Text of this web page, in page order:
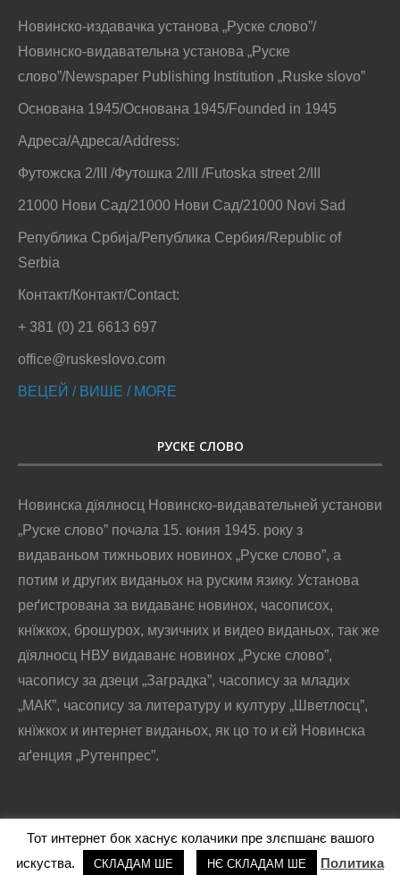
Новинско-издавачка установа „Руске слово”/
Новинско-видавательна установа „Руске
слово”/Newspaper Publishing Institution „Ruske slovo”
Основана 1945/Основана 1945/Founded in 1945
Адреса/Адреса/Address:
Футожска 2/III /Футошка 2/III /Futoska street 2/III
21000 Нови Сад/21000 Нови Сад/21000 Novi Sad
Република Србија/Република Сербия/Republic of
Serbia
Контакт/Контакт/Contact:
+ 381 (0) 21 6613 697
office@ruskeslovo.com
ВЕЦЕЙ / ВИШЕ / MORE
РУСКЕ СЛОВО
Новинска дїялносц Новинско-видавательней установи
„Руске слово” почала 15. юния 1945. року з
видаваньом тижньових новинох „Руске слово”, а
потим и других виданьох на руским язику. Установа
реґистрована за видаванє новинох, часописох,
кнїжкох, брошурох, музичних и видео виданьох, так же
дїялносц НВУ видаванє новинох „Руске слово”,
часопису за дзеци „Заградка”, часопису за младих
„МАК”, часопису за литературу и културу „Шветлосц”,
кнїжкох и интернет виданьох, як цо то и єй Новинска
аґенция „Рутенпрес”.
@2016 - РУСКЕ СЛОВО
Тот интернет бок хаснує колачики пре злєпшанє вашого
искуства.
СКЛАДАМ ШЕ НЄ СКЛАДАМ ШЕ Политика